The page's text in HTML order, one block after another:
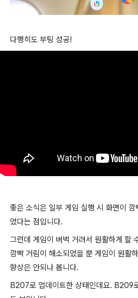
다행히도 부팅 성공!
좋은 소식은 일부 게임 실행 시 화면이 깜
었다는 점입니다.
그런데 게임이 버벅 거려서 원활하게 할
깜빡 거림이 해소되었을 뿐 게임이 원활
향상은 안되나 봅니다.
B207로 업데이트한 상태인데요. B209